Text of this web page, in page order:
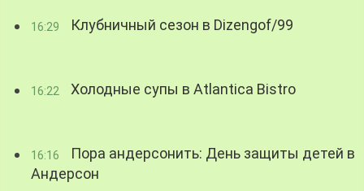
16:29 Клубничный сезон в Dizengof/99
16:22 Холодные супы в Atlantica Bistro
16:16
Пора андерсонить: День защиты детей в
Андерсон